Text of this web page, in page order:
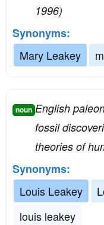
1996)
Synonyms:
Mary Leakey
noun English
fossil
theories of
Synonyms:
Louis Leakey
louis leakey